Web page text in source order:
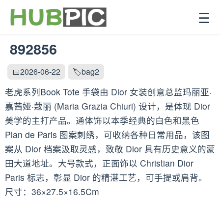
☰
892856
📅2026-06-22 🏷️bag2
老虎系列Book Tote 手袋由 Dior 女装创意总监玛丽亚·
嘉茜娅·蔻丽 (Maria Grazia Chiuri) 设计，是体现 Dior
美学的主打产品。通体饰以本季经典的白色和黑色
Plan de Paris 图案刺绣，可收纳各种日常用品，该图
案从 Dior 档案汲取灵感，致敬 Dior 具有历史意义的蒙
田大道地址。大号款式，正面饰以 Christian Dior
Paris 标志，彰显 Dior 的精湛工艺，可手提或肩背。
尺寸：36×27.5×16.5Cm